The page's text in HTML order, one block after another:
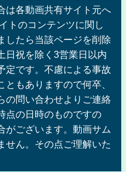
は各動画共有サイト元へ
トのコンテンツに関し
したら当該ページを削除
日祝を除く3営業日以内
定です。不慮による事故
もありますので何卒、
の問い合わせよりご連絡
点の日時のものですの
がございます。動画サム
せん。その点ご理解いた